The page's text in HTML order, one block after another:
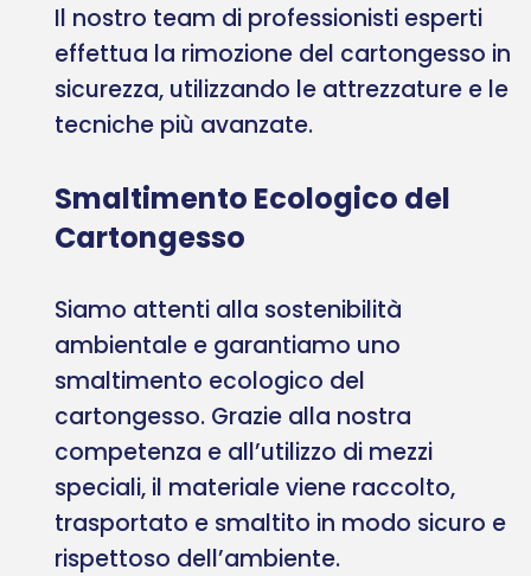
Il nostro team di professionisti esperti
effettua la rimozione del cartongesso in
sicurezza, utilizzando le attrezzature e le
tecniche più avanzate.
Smaltimento Ecologico del
Cartongesso
Siamo attenti alla sostenibilità
ambientale e garantiamo uno
smaltimento ecologico del
cartongesso. Grazie alla nostra
competenza e all’utilizzo di mezzi
speciali, il materiale viene raccolto,
trasportato e smaltito in modo sicuro e
rispettoso dell’ambiente.